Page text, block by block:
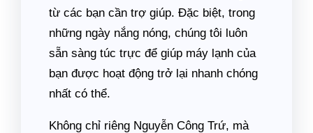
từ các bạn cần trợ giúp. Đặc biệt, trong
những ngày nắng nóng, chúng tôi luôn
sẵn sàng túc trực để giúp máy lạnh của
bạn được hoạt động trở lại nhanh chóng
nhất có thể.
Không chỉ riêng Nguyễn Công Trứ, mà